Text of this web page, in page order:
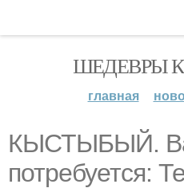
ШЕДЕВРЫ
главная
КЫСТЫБЫЙ.
потребуется: